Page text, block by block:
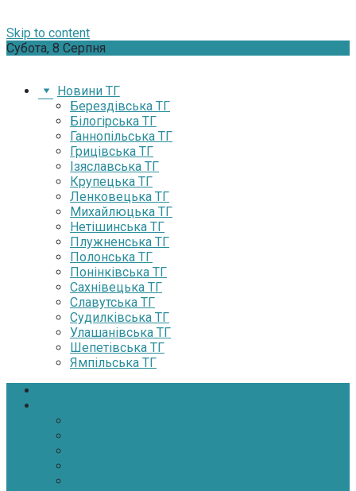
Skip to content
Субота, 8 Серпня
Новини ТГ
Берездівська ТГ
Білогірська ТГ
Ганнопільська ТГ
Грицівська ТГ
Ізяславська ТГ
Крупецька ТГ
Ленковецька ТГ
Михайлюцька ТГ
Нетішинська ТГ
Плужненська ТГ
Полонська ТГ
Понінківська ТГ
Сахнівецька ТГ
Славутська ТГ
Судилківська ТГ
Улашанівська ТГ
Шепетівська ТГ
Ямпільська ТГ